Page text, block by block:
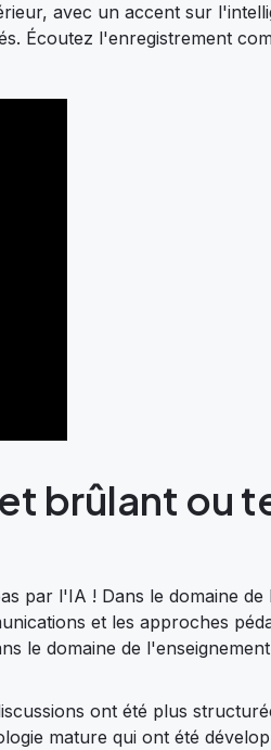
avec un accent sur
Écoutez l'enregistrement
brûlant ou
par l'IA ! Dans le domaine
et les approches
le domaine de
ont été plus
mature qui ont été